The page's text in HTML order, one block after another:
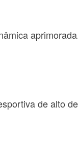
de alto